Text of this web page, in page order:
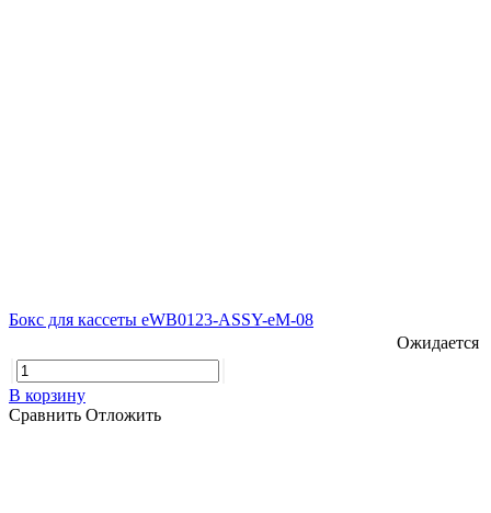
Бокс для кассеты eWB0123-ASSY-eM-08
Ожидается
В корзину
Сравнить Отложить